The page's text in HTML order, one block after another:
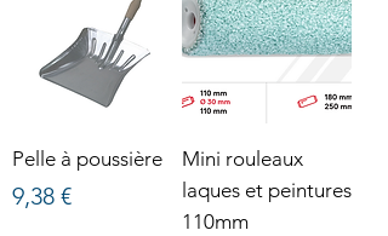
Pelle à poussière
Prix
9,38 €
Mini rouleaux
laques et peintures
110mm